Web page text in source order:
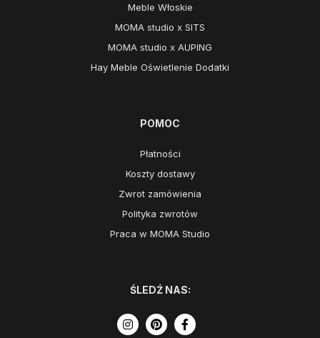
Meble Włoskie
MOMA studio x SITS
MOMA studio x AUPING
Hay Meble Oświetlenie Dodatki
POMOC
Płatności
Koszty dostawy
Zwrot zamówienia
Polityka zwrotów
Praca w MOMA Studio
ŚLEDŹ NAS: